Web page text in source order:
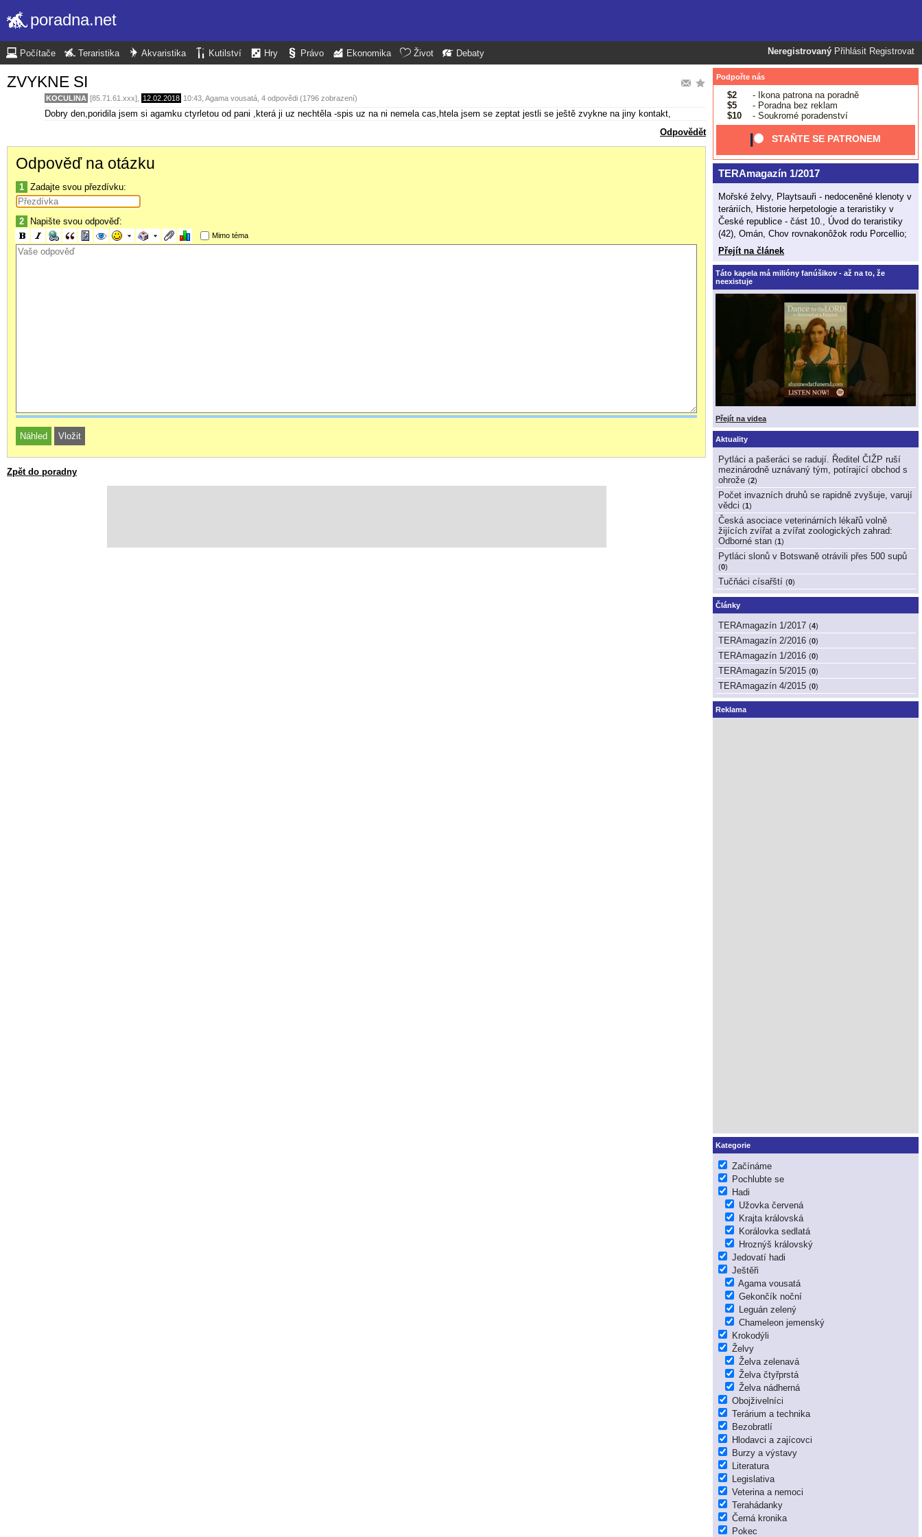
poradna.net
Neregistrovaný Přihlásit Registrovat
Počítače Teraristika Akvaristika Kutilství Hry Právo Ekonomika Život Debaty
ZVYKNE SI
KOCULINA [85.71.61.xxx], 12.02.2018 10:43 Agama vousatá , 4 odpovědi (1796 zobrazení)
Dobry den,poridila jsem si agamku ctyrletou od pani ,která ji uz nechtěla -spis uz na ni nemela cas,htela jsem se zeptat jestli se ještě zvykne na jiny kontakt,
Odpovědět
Odpověď na otázku
1 Zadajte svou přezdívku:
2 Napište svou odpověď:
Mimo téma
Zpět do poradny
Podpořte nás
$2
- Ikona patrona na poradně
$5
- Poradna bez reklam
$10
- Soukromé poradenství
STAŇTE SE PATRONEM
TERAmagazín 1/2017
Mořské želvy, Playtsauři - nedoceněné klenoty v
teráriích, Historie herpetologie a teraristiky v
České republice - část 10., Úvod do teraristiky
(42), Omán, Chov rovnakonôžok rodu Porcellio;
Přejít na článek
Táto kapela má milióny fanúšikov - až na to, že
neexistuje
Přejít na videa
Aktuality
Pytláci a pašeráci se radují. Ředitel ČIŽP ruší
mezinárodně uznávaný tým, potírající obchod s
ohrože (2)
Počet invazních druhů se rapidně zvyšuje, varují
vědci (1)
Česká asociace veterinárních lékařů volně
žijících zvířat a zvířat zoologických zahrad:
Odborné stan (1)
Pytláci slonů v Botswaně otrávili přes 500 supů
(0)
Tučňáci císařští (0)
Články
TERAmagazín 1/2017 (4)
TERAmagazín 2/2016 (0)
TERAmagazín 1/2016 (0)
TERAmagazín 5/2015 (0)
TERAmagazín 4/2015 (0)
Reklama
Kategorie
Začínáme
Pochlubte se
Hadi
Užovka červená
Krajta královská
Korálovka sedlatá
Hroznýš královský
Jedovatí hadi
Ještěři
Agama vousatá
Gekončík noční
Leguán zelený
Chameleon jemenský
Krokodýli
Želvy
Želva zelenavá
Želva čtyřprstá
Želva nádherná
Obojživelníci
Terárium a technika
Bezobratlí
Hlodavci a zajícovci
Burzy a výstavy
Literatura
Legislativa
Veterina a nemoci
Terahádanky
Černá kronika
Pokec